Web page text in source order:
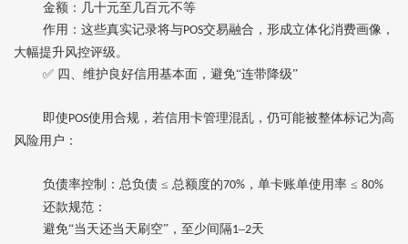
金额：几十元至几百元不等
作用 ‌：这些真实记录将与POS交易融合，形成‌立体化消费画像‌，
大幅提升风控评级。
✅ 四、维护良好信用基本面，避免“连带降级”
即使POS使用合规，若信用卡管理混乱，仍可能被整体标记为高
风险用户：
负债率控制 ‌：总负债 ≤ 总额度的‌70% ‌，单卡账单使用率 ≤ ‌ 80%
还款规范 ‌：
避免“当天还当天刷空”，至少间隔1–2天